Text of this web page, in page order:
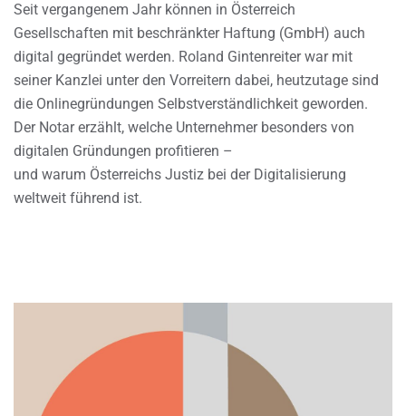
Seit vergangenem Jahr können in Österreich
Gesellschaften mit beschränkter Haftung (GmbH) auch
digital gegründet werden. Roland Gintenreiter war mit
seiner Kanzlei unter den Vorreitern dabei, heutzutage sind
die Onlinegründungen Selbstverständlichkeit geworden.
Der Notar erzählt, welche Unternehmer besonders von
digitalen Gründungen profitieren –
und warum Österreichs Justiz bei der Digitalisierung
weltweit führend ist.